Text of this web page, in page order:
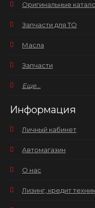
Оригинальные
Запчасти для ТО
Масла
Запчасти
Еще...
Информация
Личный кабинет
Автомагазин
О нас
Лизинг, кредит